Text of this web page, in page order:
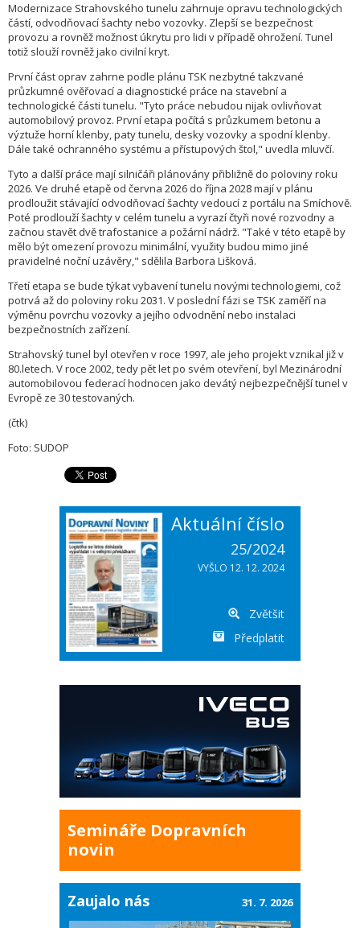
Modernizace Strahovského tunelu zahrnuje opravu technologických
částí, odvodňovací šachty nebo vozovky. Zlepší se bezpečnost
provozu a rovněž možnost úkrytu pro lidi v případě ohrožení. Tunel
totiž slouží rovněž jako civilní kryt.
První část oprav zahrne podle plánu TSK nezbytné takzvané
průzkumné ověřovací a diagnostické práce na stavební a
technologické části tunelu. "Tyto práce nebudou nijak ovlivňovat
automobilový provoz. První etapa počítá s průzkumem betonu a
výztuže horní klenby, paty tunelu, desky vozovky a spodní klenby.
Dále také ochranného systému a přístupových štol," uvedla mluvčí.
Tyto a další práce mají silničáři plánovány přibližně do poloviny roku
2026. Ve druhé etapě od června 2026 do října 2028 mají v plánu
prodloužit stávající odvodňovací šachty vedoucí z portálu na Smíchově.
Poté prodlouží šachty v celém tunelu a vyrazí čtyři nové rozvodny a
začnou stavět dvě trafostanice a požární nádrž. "Také v této etapě by
mělo být omezení provozu minimální, využity budou mimo jiné
pravidelné noční uzávěry," sdělila Barbora Lišková.
Třetí etapa se bude týkat vybavení tunelu novými technologiemi, což
potrvá až do poloviny roku 2031. V poslední fázi se TSK zaměří na
výměnu povrchu vozovky a jejího odvodnění nebo instalaci
bezpečnostních zařízení.
Strahovský tunel byl otevřen v roce 1997, ale jeho projekt vznikal již v
80.letech. V roce 2002, tedy pět let po svém otevření, byl Mezinárodní
automobilovou federací hodnocen jako devátý nejbezpečnější tunel v
Evropě ze 30 testovaných.
(čtk)
Foto: SUDOP
Aktuální číslo
25/2024
VYŠLO 12. 12. 2024
Zvětšit
Předplatit
Semináře Dopravních
novin
Zaujalo nás 31. 7. 2026